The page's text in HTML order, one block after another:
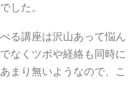
した。
る講座は沢山あって悩ん
なくツボや経絡も同時に
まり無いようなので、こ